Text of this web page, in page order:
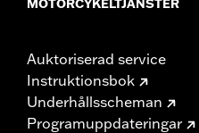
MOTORCYKELTJÄNSTER
Auktoriserad service
Instruktionsbok
Underhållsscheman
Programuppdateringar